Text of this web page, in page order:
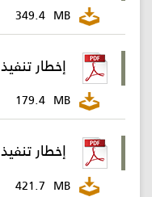
الاستثمارات
المركز
الإعلامي
اتصل
349.4 MB
إخطار تنفيذ
179.4 MB
إخطار تنفيذ 2
421.7 MB